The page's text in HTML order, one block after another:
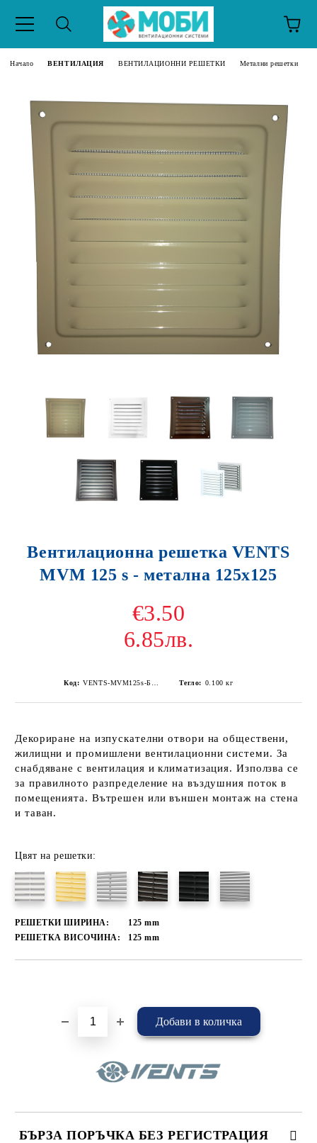
Начало ВЕНТИЛАЦИЯ ВЕНТИЛАЦИОННИ РЕШЕТКИ Метални решетки
Вентилационна решетка VENTS
MVM 125 s - метална 125х125
€3.50
6.85лв.
Код: Тегло: 0.100 кг
Декориране на изпускателни отвори на обществени,
жилищни и промишлени вентилационни системи. За
снабдяване с вентилация и климатизация. Използва се
за правилното разпределение на въздушния поток в
помещенията. Вътрешен или външен монтаж на стена
и таван.
Цвят на решетки:
РЕШЕТКИ ШИРИНА: 125mm
РЕШЕТКА ВИСОЧИНА:
125mm
БЪРЗА ПОРЪЧКА БЕЗ РЕГИСТРАЦИЯ